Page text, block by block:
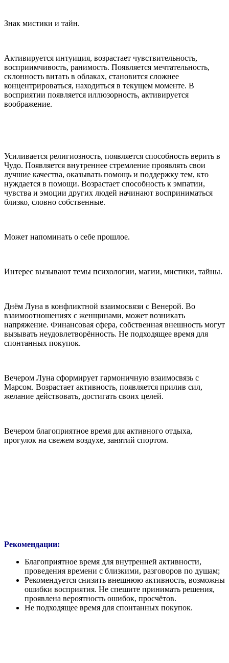
Знак мистики и тайн.
Активируется интуиция, возрастает чувствительность,
восприимчивость, ранимость. Появляется мечтательность,
склонность витать в облаках, становится сложнее
концентрироваться, находиться в текущем моменте. В
восприятии появляется иллюзорность, активируется
воображение.
Усиливается религиозность, появляется способность верить в
Чудо. Появляется внутреннее стремление проявлять свои
лучшие качества, оказывать помощь и поддержку тем, кто
нуждается в помощи. Возрастает способность к эмпатии,
чувства и эмоции других людей начинают восприниматься
близко, словно собственные.
Может напоминать о себе прошлое.
Интерес вызывают темы психологии, магии, мистики, тайны.
Днём Луна в конфликтной взаимосвязи с Венерой. Во
взаимоотношениях с женщинами, может возникать
напряжение. Финансовая сфера, собственная внешность могут
вызывать неудовлетворённость. Не подходящее время для
спонтанных покупок.
Вечером Луна сформирует гармоничную взаимосвязь с
Марсом. Возрастает активность, появляется прилив сил,
желание действовать, достигать своих целей.
Вечером благоприятное время для активного отдыха,
прогулок на свежем воздухе, занятий спортом.
Рекомендации:
Благоприятное время для внутренней активности,
проведения времени с близкими, разговоров по душам;
Рекомендуется снизить внешнюю активность, возможны
ошибки восприятия. Не спешите принимать решения,
проявлена вероятность ошибок, просчётов.
Не подходящее время для спонтанных покупок.